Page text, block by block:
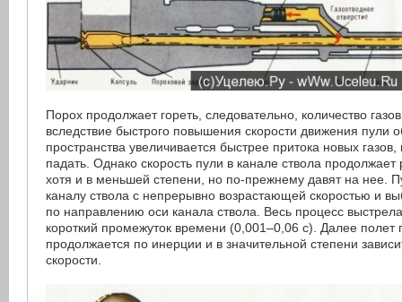
Порох продолжает гореть, следовательно, количество
вследствие быстрого повышения скорости движения пули
пространства увеличивается быстрее притока новых
падать. Однако скорость пули в канале ствола продолжает
хотя и в меньшей степени, но по-прежнему давят на нее.
каналу ствола с непрерывно возрастающей скоростью и
по направлению оси канала ствола. Весь процесс
короткий промежуток времени (0,001–0,06 с). Далее полет
продолжается по инерции и в значительной степени
скорости.